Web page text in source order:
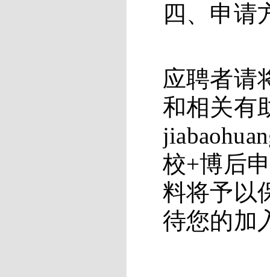
四、 申请
应聘者请
和相关有
校+博后
料将予以
待您的加